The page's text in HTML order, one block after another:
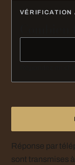
VÉRIFICATION
Réponse par
sont transmises à aucun tiers et